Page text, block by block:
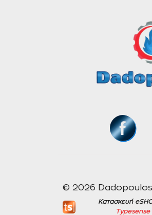
© 2026
Κατασκευή
Typesense